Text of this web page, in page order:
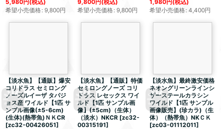
5,980円(税込)
希望小売価格: 9,800円
9,800円(税込)
希望小売価格: 9,800円
1,980円(税込)
希望小売価格: 4,400円
【淡水魚】【通販】爆安
コリドラス セミロング
ノーズルイーザ タパジ
ョス産 ワイルド【1匹 サ
ンプル画像(±5-6cm)
(生体)(熱帯魚)ＮＫCR
[zc32-00426051]
【淡水魚】【通販】特価
セミロングノーズ コリ
ドラス レセックス ワイ
ルド【1匹 サンプル画
像】(±5cm)（生体）
（淡水）NKCR [zc32-
00315191]
【淡水魚】最終激安価格
ネオングリーンラインシ
ザーステールカラシン
ワイルド【1匹 サンプル
画像販売】(珍カラ)（生
体）（熱帯魚）NKＣＫ
[zc03-01112011]